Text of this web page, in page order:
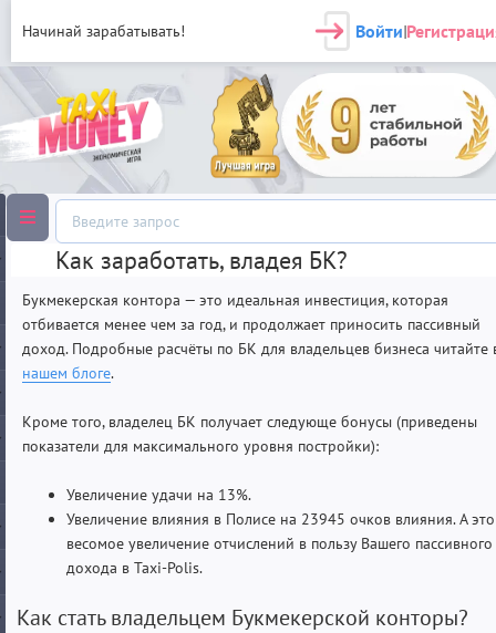
Начинай зарабатывать! Войти|
Как заработать, владея БК?
Букмекерская контора — это идеальная инвестиция, которая
отбивается менее чем за год, и продолжает приносить пассивный
доход. Подробные расчёты по БК для владельцев бизнеса читайте
нашем блоге.
Кроме того, владелец БК получает следующе бонусы (приведены
показатели для максимального уровня постройки):
Увеличение удачи на 13%.
Увеличение влияния в Полисе на 23945 очков влияния. А это
весомое увеличение отчислений в пользу Вашего пассивного
дохода в Taxi-Polis.
Как стать владельцем Букмекерской конторы?